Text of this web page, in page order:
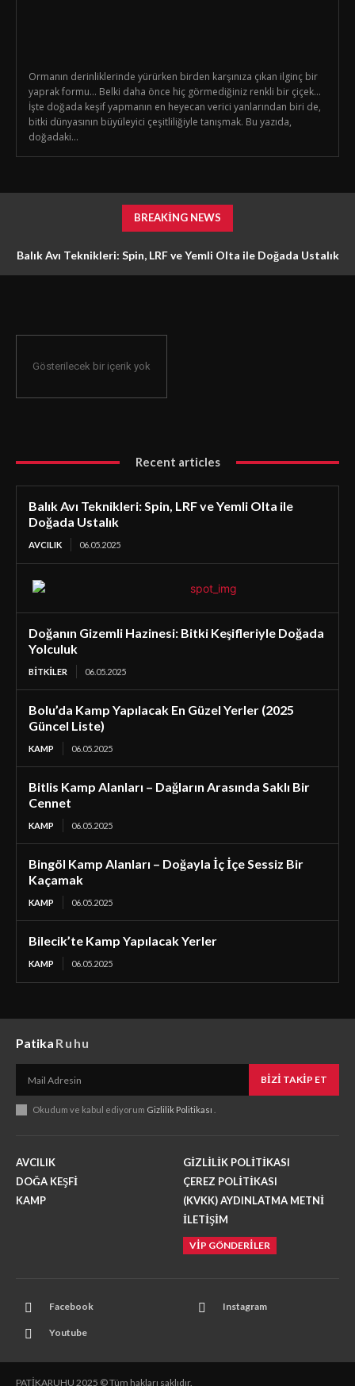
Ormanın derinliklerinde yürürken birden karşınıza çıkan ilginç bir
yaprak formu… Belki daha önce hiç görmediğiniz renkli bir çiçek…
İşte doğada keşif yapmanın en heyecan verici yanlarından biri de,
bitki dünyasının büyüleyici çeşitliliğiyle tanışmak. Bu yazıda,
doğadaki...
BREAKING NEWS
Balık Avı Teknikleri: Spin, LRF ve Yemli Olta ile Doğada Ustalık
Gösterilecek bir içerik yok
Recent articles
Balık Avı Teknikleri: Spin, LRF ve Yemli Olta ile
Doğada Ustalık
AVCILIK 06.05.2025
Doğanın Gizemli Hazinesi: Bitki Keşifleriyle Doğada
Yolculuk
BİTKİLER 06.05.2025
Bolu’da Kamp Yapılacak En Güzel Yerler (2025
Güncel Liste)
KAMP 06.05.2025
Bitlis Kamp Alanları – Dağların Arasında Saklı Bir
Cennet
KAMP 06.05.2025
Bingöl Kamp Alanları – Doğayla İç İçe Sessiz Bir
Kaçamak
KAMP 06.05.2025
Bilecik’te Kamp Yapılacak Yerler
KAMP 06.05.2025
Patika Ruhu
BIZI TAKIP ET
Okudum ve kabul ediyorum Gizlilik Politikası
AVCILIK
DOĞA KEŞFİ
KAMP
GİZLİLİK POLİTİKASI
ÇEREZ POLİTİKASI
(KVKK) AYDINLATMA METNİ
İLETİŞİM
VİP GÖNDERİLER
Facebook Instagram
Youtube
PATİKARUHU 2025 © Tüm hakları saklıdır.